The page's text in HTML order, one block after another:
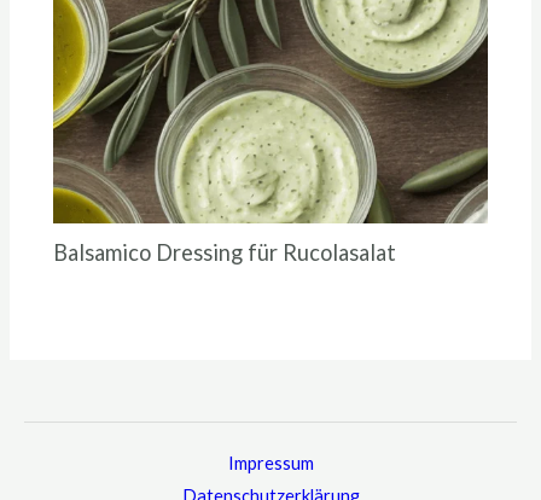
Balsamico Dressing für Rucolasalat
Impressum
Datenschutzerklärung